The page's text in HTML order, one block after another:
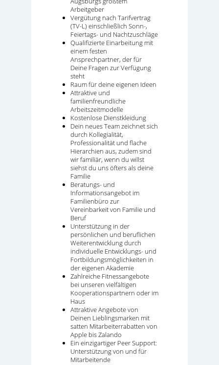
Arbeitgeber
Vergütung nach Tarifvertrag
(TV-L) einschließlich Sonn-,
Feiertags- und Nachtzuschläge
Qualifizierte Einarbeitung mit
einem festen
Ansprechpartner, der für
Deine Fragen zur Verfügung
steht
Raum für deine eigenen Ideen
Attraktive und
familienfreundliche
Arbeitszeitmodelle
Kostenlose Dienstkleidung
Dein neues Team zeichnet sich
durch Kollegialität,
Professionalität und flache
Hierarchien aus, zudem sind
wir familiär, wenn du willst
siehst du uns öfters als deine
Familie
Beratungs- und
Informationsangebot im
Familienbüro zur
Vereinbarkeit von Familie und
Beruf
Unterstützung in der
persönlichen und beruflichen
Weiterentwicklung durch
individuelle Entwicklungs- und
Fortbildungsmöglichkeiten in
der eigenen Akademie
Zahlreiche Fitnessangebote
bei unseren vielfältigen
Kooperationspartnern oder im
Haus
Attraktive Angebote von
Deinen Lieblingsmarken mit
satten Mitarbeiterrabatten von
Apple bis Zalando
Ein einzigartiger Peer Support:
Unterstützung von und für
Mitarbeitende